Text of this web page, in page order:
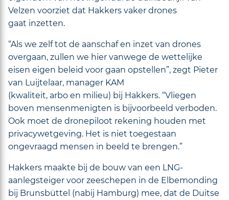
Velzen voorziet dat Hakkers vaker drones
gaat inzetten.
“Als we zelf tot de aanschaf en inzet van drones
overgaan, zullen we hier vanwege de wettelijke
eisen eigen beleid voor gaan opstellen”, zegt Pieter
van Luijtelaar, manager KAM
(kwaliteit, arbo en milieu) bij Hakkers. “Vliegen
boven mensenmenigten is bijvoorbeeld verboden.
Ook moet de dronepiloot rekening houden met
privacywetgeving. Het is niet toegestaan
ongevraagd mensen in beeld te brengen.”
Hakkers maakte bij de bouw van een LNG-
aanlegsteiger voor zeeschepen in de Elbemonding
bij Brunsbüttel (nabij Hamburg) mee, dat de Duitse